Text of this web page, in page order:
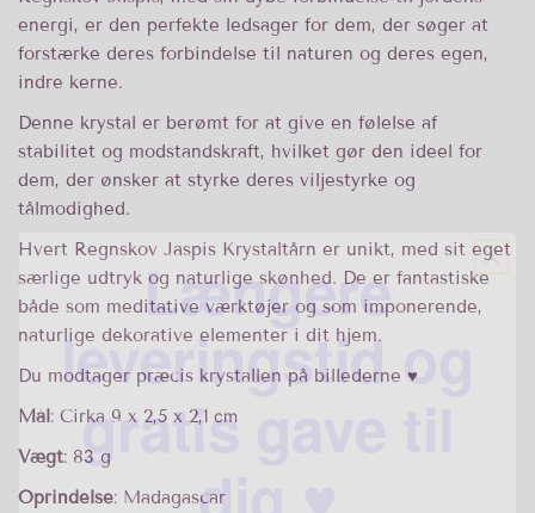
energi, er den perfekte ledsager for dem, der søger at
forstærke deres forbindelse til naturen og deres egen,
indre kerne.
Denne krystal er berømt for at give en følelse af
stabilitet og modstandskraft, hvilket gør den ideel for
dem, der ønsker at styrke deres viljestyrke og
tålmodighed.
Hvert Regnskov Jaspis Krystaltårn er unikt, med sit eget
særlige udtryk og naturlige skønhed. De er fantastiske
både som meditative værktøjer og som imponerende,
naturlige dekorative elementer i dit hjem.
Du modtager præcis krystallen på billederne ♥︎
Mål: Cirka 9 x 2,5 x 2,1 cm
Vægt: 83 g
Oprindelse: Madagascar
Længere
leveringstid og
gratis gave til
dig ♥︎
Savasana holder ferie frem til d. 9. august, hvor alle bestillinger